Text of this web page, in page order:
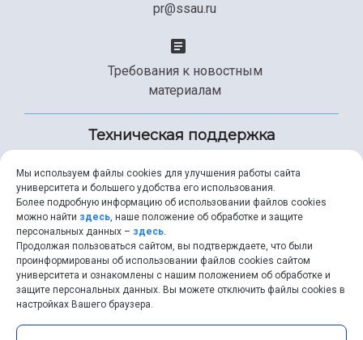
pr@ssau.ru
Требования к новостным
материалам
Техническая поддержка
+7 (846) 267-49-99
help@ssau.ru
Мы используем файлы cookies для улучшения работы сайта
университета и большего удобства его использования.
Более подробную информацию об использовании файлов cookies
можно найти здесь, наше положение об обработке и защите
персональных данных – здесь.
Продолжая пользоваться сайтом, вы подтверждаете, что были
проинформированы об использовании файлов cookies сайтом
университета и ознакомлены с нашим положением об обработке и
защите персональных данных. Вы можете отключить файлы cookies в
настройках Вашего браузера.